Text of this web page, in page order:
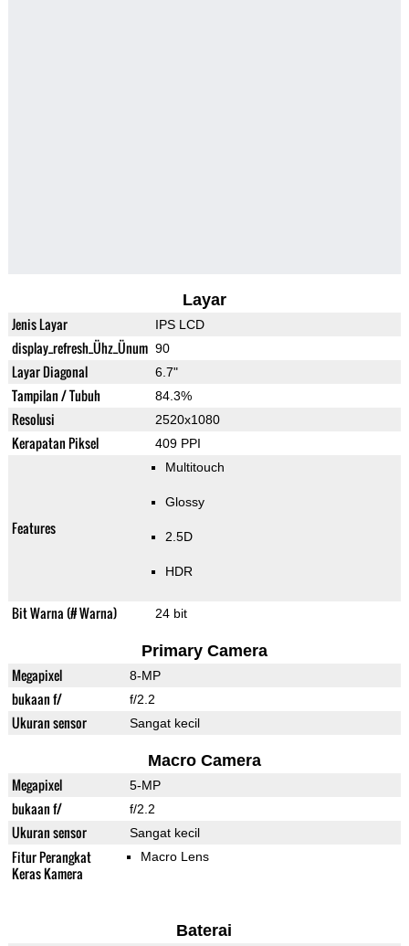
Layar
Jenis Layar IPS LCD
display_refresh_Ühz_Ünum 90
Layar Diagonal 6.7"
Tampilan / Tubuh 84.3%
Resolusi 2520x1080
Kerapatan Piksel 409 PPI
Features
Multitouch
Glossy
2.5D
HDR
Bit Warna (# Warna) 24 bit
Primary Camera
Megapixel 8-MP
bukaan f/ f/2.2
Ukuran sensor Sangat kecil
Macro Camera
Megapixel 5-MP
bukaan f/ f/2.2
Ukuran sensor Sangat kecil
Fitur Perangkat
Keras Kamera
Macro Lens
Baterai